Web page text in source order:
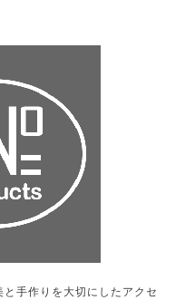
手作りを大切にしたアクセ